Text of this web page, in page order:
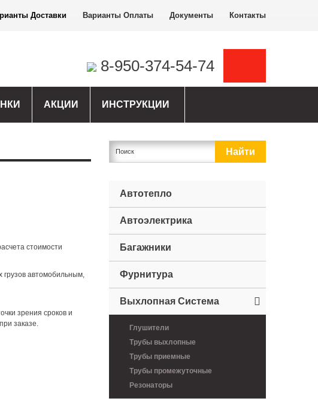
Доставки Варианты Оплаты Документы Контакты
8-950-374-54-74
АКЦИИ ИНСТРУКЦИИ
стоимости
грузов автомобильным,
зрения сроков и
заказе.
Автотепло
Автоэлектрика
Багажники
Фурнитура
Выхлопная Система
Глушители
Трубы выхлопные
Трубы приемные
Трубы промежуточные
Резонаторы